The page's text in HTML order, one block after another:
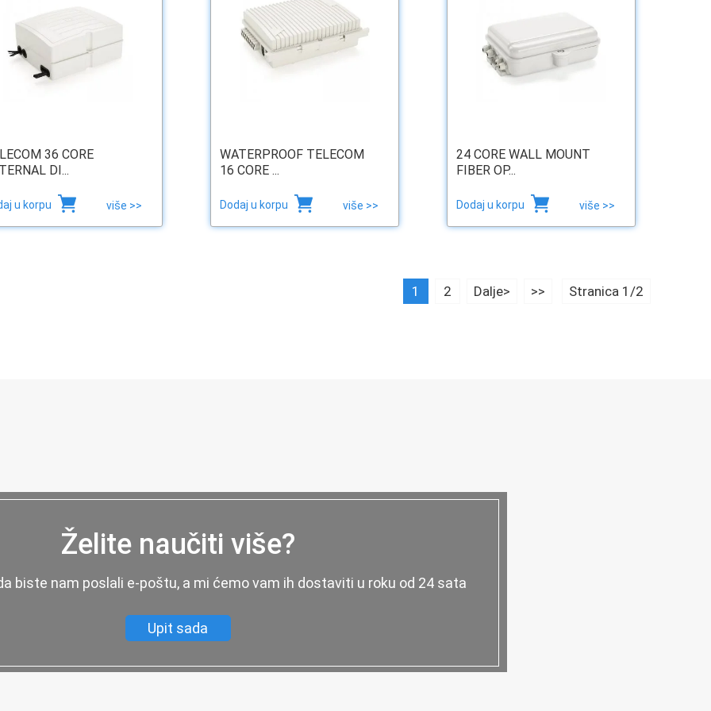
36 CORE
DI...
u korpu više >>
WATERPROOF TELECOM
16 CORE ...
Dodaj u korpu više >>
24 CORE WALL MOUNT
FIBER OP...
Dodaj u korpu više >>
1 2 Dalje> >> Stranica 1/2
Želite naučiti više?
biste nam poslali e-poštu, a mi ćemo vam ih dostaviti u roku od 24 sata
Upit sada